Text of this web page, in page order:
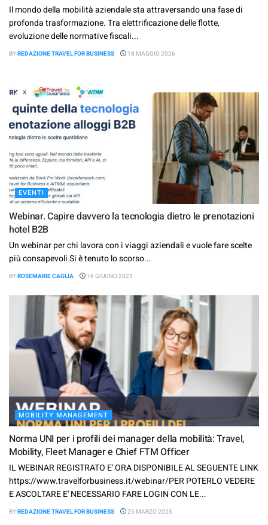
Il mondo della mobilità aziendale sta attraversando una fase di
profonda trasformazione. Tra elettrificazione delle flotte,
evoluzione delle normative fiscali...
BYREDAZIONE TRAVEL FOR BUSINESS 18 MAGGIO 2026
EVENTI
Webinar. Capire davvero la tecnologia dietro le prenotazioni
hotel B2B
Un webinar per chi lavora con i viaggi aziendali e vuole fare scelte
più consapevoli Si è tenuto lo scorso...
BYROSEMARIE CAGLIA 16 GIUGNO 2025
MOBILITY MANAGEMENT
Norma UNI per i profili dei manager della mobilità: Travel,
Mobility, Fleet Manager e Chief FTM Officer
IL WEBINAR REGISTRATO E' ORA DISPONIBILE AL SEGUENTE LINK
https://www.travelforbusiness.it/webinar/PER POTERLO VEDERE
E ASCOLTARE E' NECESSARIO FARE LOGIN CON LE...
BYREDAZIONE TRAVEL FOR BUSINESS 25 MARZO 2025